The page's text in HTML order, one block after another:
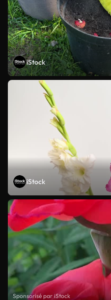
iStock
iStock
Sponsorisé par iStock